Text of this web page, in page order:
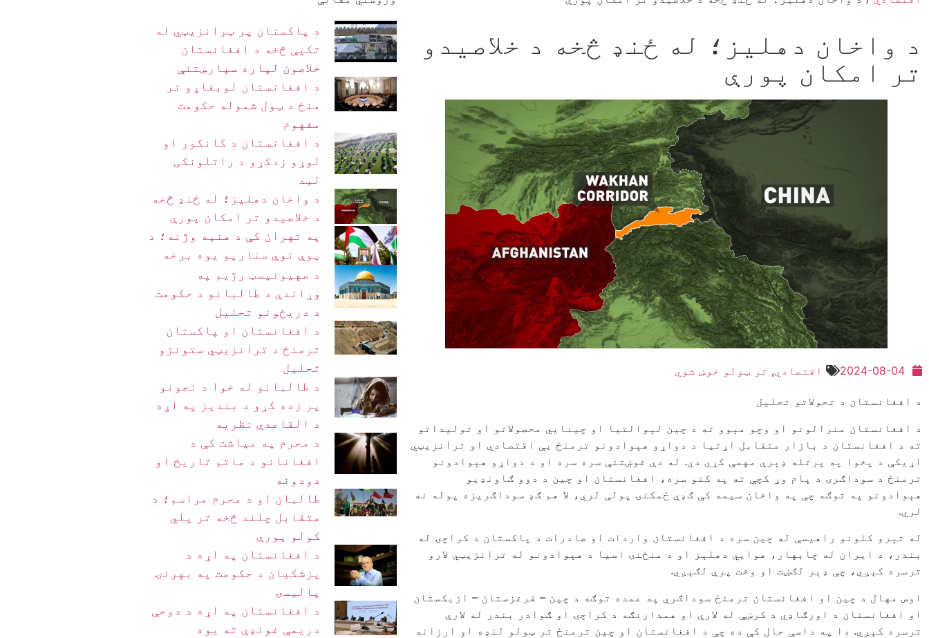
د واخان دهلیز؛ له ځنډ څخه د خلاصیدو
تر امکان پورې
2024-08-04 اقتصادي, تر ټولو خوښ شوي
د افغانستان د تحولاتو تحلیل
د افغانستان منرالونو او وچو مېوو ته د چین لېوالتیا او چینايي محصولاتو او تولیداتو
ته د افغانستان د بازار متقابل اړتیا د دواړو هېوادونو ترمنځ یې اقتصادي او ترانزیټي
اړیکې د پخوا په پرتله ډېرې مهمې کړي دي. له دې غوښتنې سره سره او د دواړو هېوادونو
ترمنځ د سوداګرۍ د پام وړ کچې ته په کتو سره، افغانستان او چین د دوو ګاونډیو
هېوادونو په توګه چې په واخان سیمه کې ګډې ځمکنۍ پولې لري، لا هم ګډ سوداګریزه پوله نه
لري.
له تېرو کلونو راهیسې له چین سره د افغانستان واردات او صادرات د پاکستان د کراچۍ له
بندر، د ایران له چابهار، هوايي دهلېز او د منځنۍ اسیا د هېوادونو له ترانزیټي لارو
ترسره کېږي، چې ډېر لګښت او وخت پرې لګېږي.
اوس مهال د چين او افغانستان ترمنځ سوداګري په عمده توګه د چين – قرغزستان – ازبکستان
او افغانستان د اورګاډي د کرښې له لارې او همدارنګه د کراچۍ او ګوادر بندر له لارې
ترسره کېږي. دا په داسې حال کې ده چې د افغانستان او چین ترمنځ تر ټولو لنډه او ارزانه
د پاکستان پر ټرانزیټي له
تکیې څخه د افغانستان
خلاصون لپاره سپارښتنې
د افغانستان لوبغاړو تر
منځ د ټول شموله حکومت
مفهوم
د افغانستان د کانکور او
لوړو زدکړو د راتلونکی
لید
د واخان دهلیز؛ له ځنډ څخه
د خلاصیدو تر امکان پورې
په تهران کې د هنيه وژنه؛ د
یوې نوې سناریو یوه برخه
د صهیونیسټ رژیم په
وړاندې د طالبانو د حکومت
د دریځونو تحلیل
د افغانستان او پاکستان
ترمنځ د ترانزیټي ستونزو
تحلیل
د طالبانو له خوا د نجونو
پر زده کړو د بندیز په اړه
د القاعدې نظریه
د محرم په میاشت کې د
افغانانو د ماتم تاریخ او
دودونه
طالبان او د محرم مراسم؛ د
متقابل چلند څخه تر پلي
کولو پورې
د افغانستان په اړه د
پزشکیان د حکومت په بهرنۍ
پالیسۍ
د افغانستان په اړه د دوحې
دریمې غونډې ته یوه